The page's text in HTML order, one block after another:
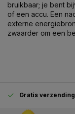
bruikbaar; je bent
of een accu. Een
externe
zwaarder om een
Gratis verzending